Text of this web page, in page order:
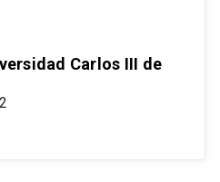
Carlos III de